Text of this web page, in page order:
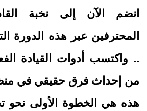
انضم الآن إلى نخبة
المحترفين عبر هذه الدورة
.. واكتسب أدوات القيادة
من إحداث فرق حقيقي في
هذه هي الخطوة الأولى نحو